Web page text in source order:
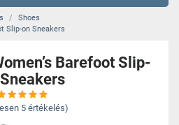
Shoes
Slip-on Sneakers
Barefoot Slip-
5 értékelés)